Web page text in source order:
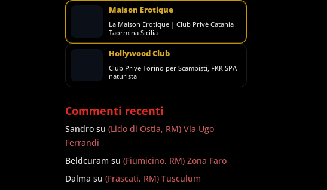
Maison Erotique
La Maison Erotique | Club Privè Catania
Taormina Sicilia
Hollywood Club
Club Prive Torino per Scambisti, FKK SPA
naturista
Commenti recenti
Sandro su(Lido di Ostia, RM) Via Ugo
Ferrandi
Beldcuram su(Fiumicino, RM) Zona Faro
Dalma su(Frascati, RM) Tusculum